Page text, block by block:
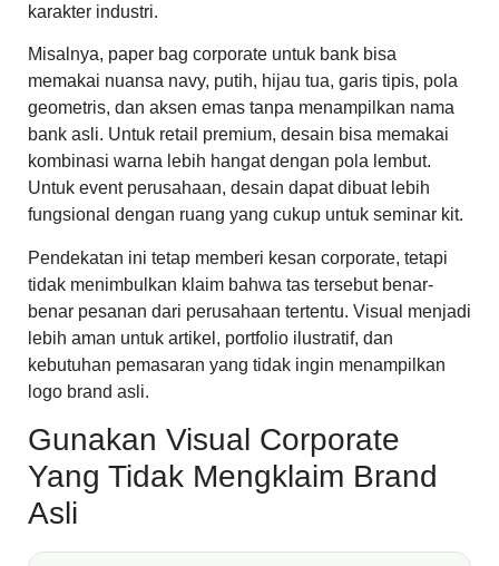
karakter industri.
Misalnya, paper bag corporate untuk bank bisa
memakai nuansa navy, putih, hijau tua, garis tipis, pola
geometris, dan aksen emas tanpa menampilkan nama
bank asli. Untuk retail premium, desain bisa memakai
kombinasi warna lebih hangat dengan pola lembut.
Untuk event perusahaan, desain dapat dibuat lebih
fungsional dengan ruang yang cukup untuk seminar kit.
Pendekatan ini tetap memberi kesan corporate, tetapi
tidak menimbulkan klaim bahwa tas tersebut benar-
benar pesanan dari perusahaan tertentu. Visual menjadi
lebih aman untuk artikel, portfolio ilustratif, dan
kebutuhan pemasaran yang tidak ingin menampilkan
logo brand asli.
Gunakan Visual Corporate
Yang Tidak Mengklaim Brand
Asli